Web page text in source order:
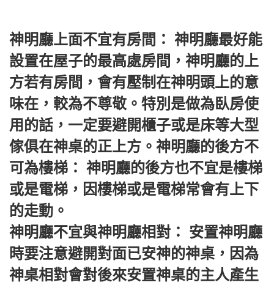
神明廳上面不宜有房間： 神明廳最好能
設置在屋子的最高處房間，神明廳的上
方若有房間，會有壓制在神明頭上的意
味在，較為不尊敬。特別是做為臥房使
用的話，一定要避開櫃子或是床等大型
傢俱在神桌的正上方。神明廳的後方不
可為樓梯： 神明廳的後方也不宜是樓梯
或是電梯，因樓梯或是電梯常會有上下
的走動。
神明廳不宜與神明廳相對： 安置神明廳
時要注意避開對面已安神的神桌，因為
神桌相對會對後來安置神桌的主人產生